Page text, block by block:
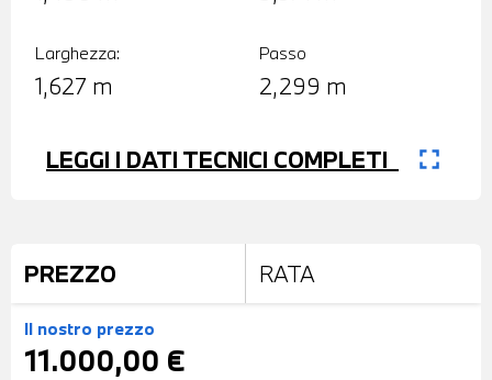
Larghezza:
1,627 m
Passo
2,299 m
LEGGI I DATI TECNICI COMPLETI fullscreen
PREZZO RATA
Il nostro prezzo
11.000,00 €